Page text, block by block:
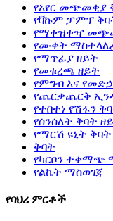
የአየር መጭመቂያ
የቫኩም ፓምፕ
የማቀዝቀዣ
የሙቀት
የማጥፊያ ዘይት
የመቁረጫ ዘይት
የምግብ እና
የጨርቃጨርቅ
የተበተነ የሽፋን
የሰንሰለት ቅባት
የማርሽ ዩኒት
ቅባት
የካርቦን ተቀማጭ
የልኬት ማስወገጃ
የባህሪ ምርቶች